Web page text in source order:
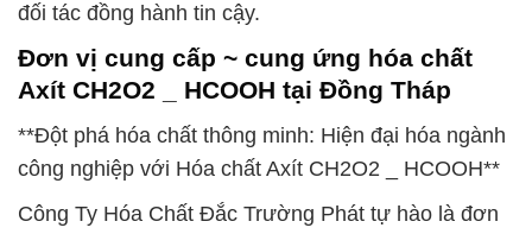
đối tác đồng hành tin cậy.
Đơn vị cung cấp ~ cung ứng hóa chất
Axít CH2O2 _ HCOOH tại Đồng Tháp
**Đột phá hóa chất thông minh: Hiện đại hóa ngành
công nghiệp với Hóa chất Axít CH2O2 _ HCOOH**
Công Ty Hóa Chất Đắc Trường Phát tự hào là đơn